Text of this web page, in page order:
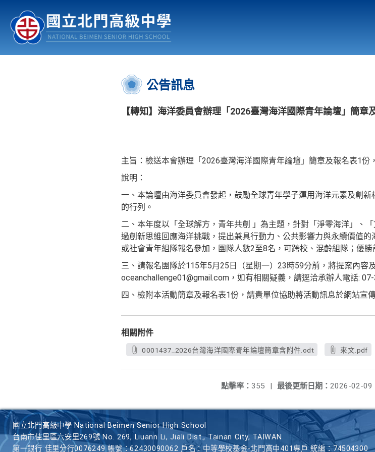
認識北中 行事曆
:::
公告訊息
【轉知】海洋委員會辦理「2026臺灣海洋國際青年論壇」簡章
主旨：檢送本會辦理「2026臺灣海洋國際青年論壇」簡章及報名表1份
說明：
一、本論壇由海洋委員會發起，鼓勵全球青年學子運用海洋元素及創
的行列。
二、本年度以「全球解方，青年共創 」為主題，針對「淨零海洋」、
過創新思維回應海洋挑戰，提出兼具行動力、公共影響力與永續價值
或社會青年組隊報名參加，團隊人數2至8名，可跨校、混齡組隊；優
三、請報名團隊於115年5月25日（星期一）23時59分前，將提案內容
oceanchallenge01@gmail.com，如有相關疑義，請逕洽承辦人電話:
四、檢附本活動簡章及報名表1份，請貴單位協助將活動訊息於網站宣
表1份，請貴單位惠予協助宣傳周知，
素及創新構想，解決海洋所面臨之危
海洋的行列。
相關附件
0001437_2026台灣海洋國際青年論壇簡章含附件.odt 來文.pdf
最後更新日期： 2026-02-09
點擊率： 355 |
國立北門高級中學 National Beimen Senior High School
台南市佳里區六安里269號 No. 269, Liuann Li, Jiali Dist., Tainan City, TAIWAN
第一銀行 佳里分行0076249 帳號：62430090062 戶名：中等學校基金-北門高中401專戶 統編：74504300